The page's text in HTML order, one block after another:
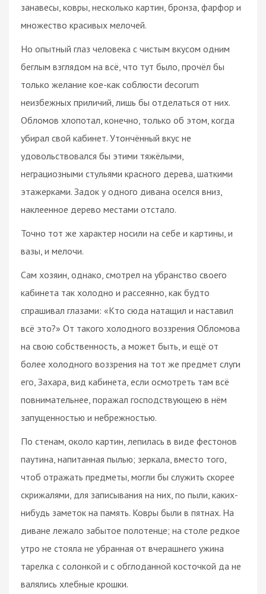
занавесы, ковры, несколько картин, бронза, фарфор и
множество красивых мелочей.
Но опытный глаз человека с чистым вкусом одним
беглым взглядом на всё, что тут было, прочёл бы
только желание кое-как соблюсти decorum
неизбежных приличий, лишь бы отделаться от них.
Обломов хлопотал, конечно, только об этом, когда
убирал свой кабинет. Утончённый вкус не
удовольствовался бы этими тяжёлыми,
неграциозными стульями красного дерева, шаткими
этажерками. Задок у одного дивана оселся вниз,
наклеенное дерево местами отстало.
Точно тот же характер носили на себе и картины, и
вазы, и мелочи.
Сам хозяин, однако, смотрел на убранство своего
кабинета так холодно и рассеянно, как будто
спрашивал глазами: «Кто сюда натащил и наставил
всё это?» От такого холодного воззрения Обломова
на свою собственность, а может быть, и ещё от
более холодного воззрения на тот же предмет слуги
его, Захара, вид кабинета, если осмотреть там всё
повнимательнее, поражал господствующею в нём
запущенностью и небрежностью.
По стенам, около картин, лепилась в виде фестонов
паутина, напитанная пылью; зеркала, вместо того,
чтоб отражать предметы, могли бы служить скорее
скрижалями, для записывания на них, по пыли, каких-
нибудь заметок на память. Ковры были в пятнах. На
диване лежало забытое полотенце; на столе редкое
утро не стояла не убранная от вчерашнего ужина
тарелка с солонкой и с обглоданной косточкой да не
валялись хлебные крошки.